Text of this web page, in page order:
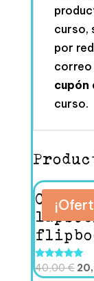
curso,
por
correo
cupón
curso.
Curso
Valorado
con
40,00€ El